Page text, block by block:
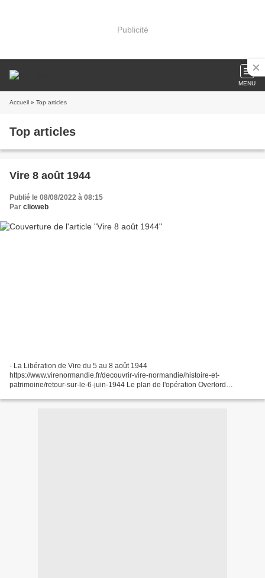
Publicité
MENU
Accueil » Top articles
Top articles
Vire 8 août 1944
Publié le 08/08/2022 à 08:15
Par clioweb
- La Libération de Vire du 5 au 8 août 1944
https://www.virenormandie.fr/decouvrir-vire-normandie/histoire-et-
patrimoine/retour-sur-le-6-juin-1944 Le plan de l'opération Overlord